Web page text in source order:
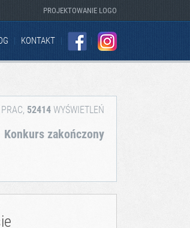
PROJEKTOWANIE LOGO
KONTAKT
INSTAGRAM
PRAC, 52414 WYŚWIETLEŃ
Konkurs zakończony